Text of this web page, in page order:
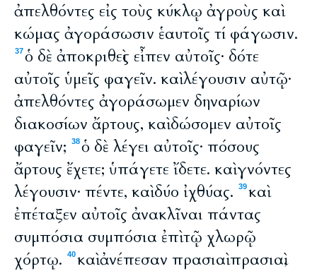
ἀπελθόντες εἰς τοὺς κύκλῳ ἀγροὺς καὶ
κώμας ἀγοράσωσιν ἑαυτοῖς τί φάγωσιν.
37ὁ δὲ ἀποκριθεὶς εἶπεν αὐτοῖς· δότε
αὐτοῖς ὑμεῖς φαγεῖν. καὶ λέγουσιν αὐτῷ·
ἀπελθόντες ἀγοράσωμεν δηναρίων
διακοσίων ἄρτους, καὶ δώσομεν αὐτοῖς
φαγεῖν;
38ὁ δὲ λέγει αὐτοῖς· πόσους
ἄρτους ἔχετε; ὑπάγετε ἴδετε. καὶ γνόντες
λέγουσιν· πέντε, καὶ δύο ἰχθύας.
39καὶ
ἐπέταξεν αὐτοῖς ἀνακλῖναι πάντας
συμπόσια συμπόσια ἐπὶ τῷ χλωρῷ
χόρτῳ.
40καὶ ἀνέπεσαν πρασιαὶ πρασιαὶ,